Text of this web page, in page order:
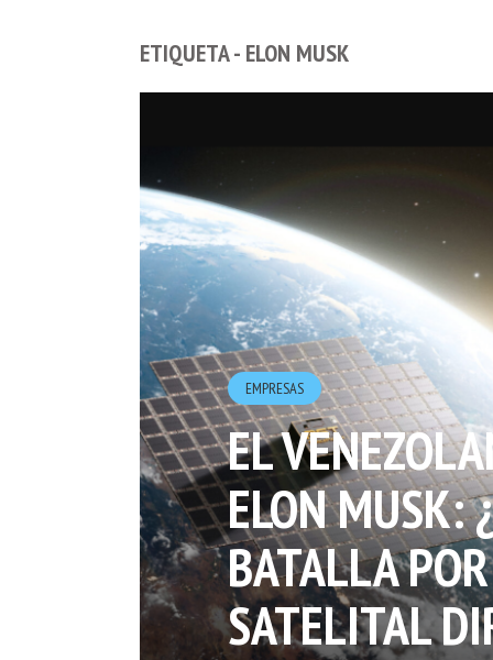
ETIQUETA - ELON MUSK
EMPRESAS
EL
ELON MUSK:
BATALLA
SATELITAL